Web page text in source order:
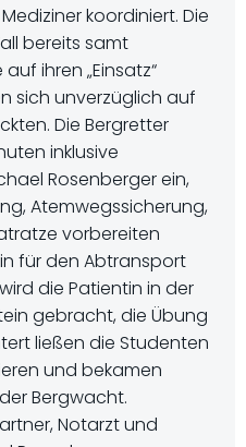
koordiniert. Die
bereits samt
ihren „Einsatz“
sich unverzüglich auf
Die Bergretter
inklusive
Rosenberger ein,
Atemwegssicherung,
vorbereiten
für den Abtransport
die Patientin in der
gebracht, die Übung
ließen die Studenten
und bekamen
Bergwacht.
Notarzt und